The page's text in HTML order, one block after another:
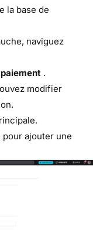
la base de
naviguez
.
modifier
pour ajouter une